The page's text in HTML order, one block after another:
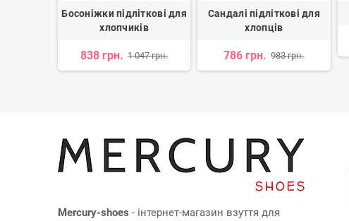
Босоніжки підліткові для
хлопчиків
838 грн. 1 047 грн.
Сандалі підліткові для
хлопців
786 грн. 983 грн.
Mercury-shoes - інтернет-магазин взуття для